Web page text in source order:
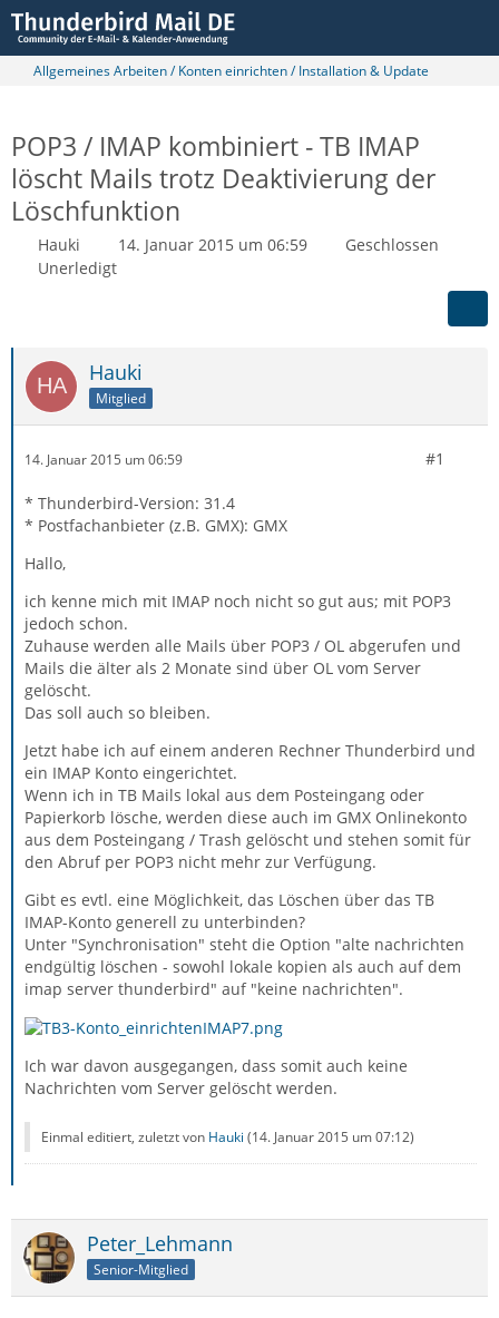
Allgemeines Arbeiten / Konten einrichten / Installation & Update
POP3 / IMAP kombiniert - TB IMAP
löscht Mails trotz Deaktivierung der
Löschfunktion
Hauki 14. Januar 2015 um 06:59
Geschlossen
Unerledigt
Hauki
Mitglied
14. Januar 2015 um 06:59 #1
* Thunderbird-Version: 31.4
* Postfachanbieter (z.B. GMX): GMX
Hallo,
ich kenne mich mit IMAP noch nicht so gut aus; mit POP3
jedoch schon.
Zuhause werden alle Mails über POP3 / OL abgerufen und
Mails die älter als 2 Monate sind über OL vom Server
gelöscht.
Das soll auch so bleiben.
Jetzt habe ich auf einem anderen Rechner Thunderbird und
ein IMAP Konto eingerichtet.
Wenn ich in TB Mails lokal aus dem Posteingang oder
Papierkorb lösche, werden diese auch im GMX Onlinekonto
aus dem Posteingang / Trash gelöscht und stehen somit für
den Abruf per POP3 nicht mehr zur Verfügung.
Gibt es evtl. eine Möglichkeit, das Löschen über das TB
IMAP-Konto generell zu unterbinden?
Unter "Synchronisation" steht die Option "alte nachrichten
endgültig löschen - sowohl lokale kopien als auch auf dem
imap server thunderbird" auf "keine nachrichten".
Ich war davon ausgegangen, dass somit auch keine
Nachrichten vom Server gelöscht werden.
Einmal editiert, zuletzt von Hauki (14. Januar 2015 um 07:12)
Peter_Lehmann
Senior-Mitglied